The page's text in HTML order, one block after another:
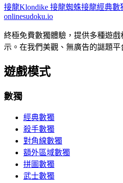
接龍Klondike 接龍蜘蛛接龍經典數
onlinesudoku.io
終極免費數獨體驗，提供多種遊
示。在我們美觀、無廣告的謎題平
遊戲模式
數獨
經典數獨
殺手數獨
對角線數獨
額外區域數獨
拼圖數獨
武士數獨